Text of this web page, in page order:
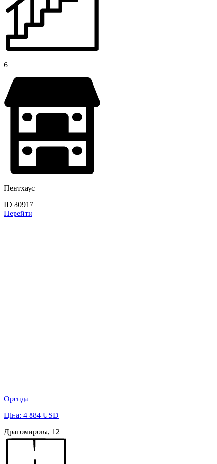
6
Пентхаус
ID 80917
Перейти
Оренда
Ціна: 4 884 USD
Драгомирова, 12